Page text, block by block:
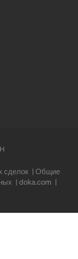
сделок
Общие
doka.com